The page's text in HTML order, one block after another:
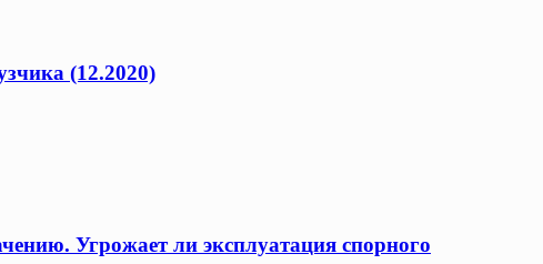
(12.2020)
Угрожает ли эксплуатация спорного